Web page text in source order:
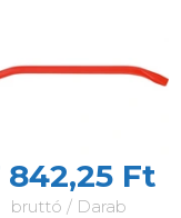
842,25 Ft
bruttó / Darab